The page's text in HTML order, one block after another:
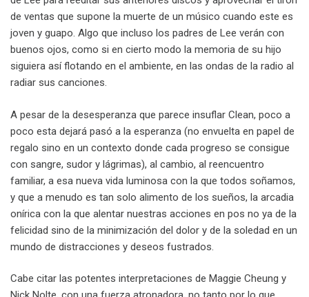
de ventas que supone la muerte de un músico cuando este es
joven y guapo. Algo que incluso los padres de Lee verán con
buenos ojos, como si en cierto modo la memoria de su hijo
siguiera así flotando en el ambiente, en las ondas de la radio al
radiar sus canciones.
A pesar de la desesperanza que parece insuflar Clean, poco a
poco esta dejará pasó a la esperanza (no envuelta en papel de
regalo sino en un contexto donde cada progreso se consigue
con sangre, sudor y lágrimas), al cambio, al reencuentro
familiar, a esa nueva vida luminosa con la que todos soñamos,
y que a menudo es tan solo alimento de los sueños, la arcadia
onírica con la que alentar nuestras acciones en pos no ya de la
felicidad sino de la minimización del dolor y de la soledad en un
mundo de distracciones y deseos fustrados.
Cabe citar las potentes interpretaciones de Maggie Cheung y